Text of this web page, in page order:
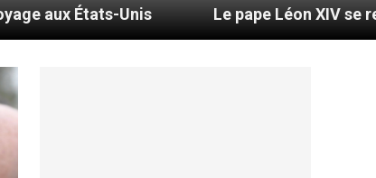
Le pape Léon XIV se rendra en Uruguay,